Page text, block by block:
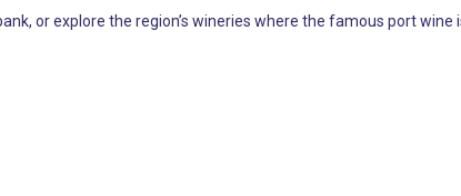
or explore the region’s wineries where the famous port